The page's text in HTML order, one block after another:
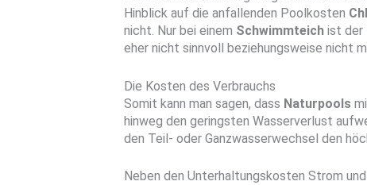
Hinblick auf die anfallenden Poolkosten
nicht. Nur bei einem Schwimmteich ist der
eher nicht sinnvoll beziehungsweise nicht
Die Kosten des Verbrauchs
Somit kann man sagen, dass Naturpools
hinweg den geringsten Wasserverlust
den Teil- oder Ganzwasserwechsel den
Neben den Unterhaltungskosten Strom